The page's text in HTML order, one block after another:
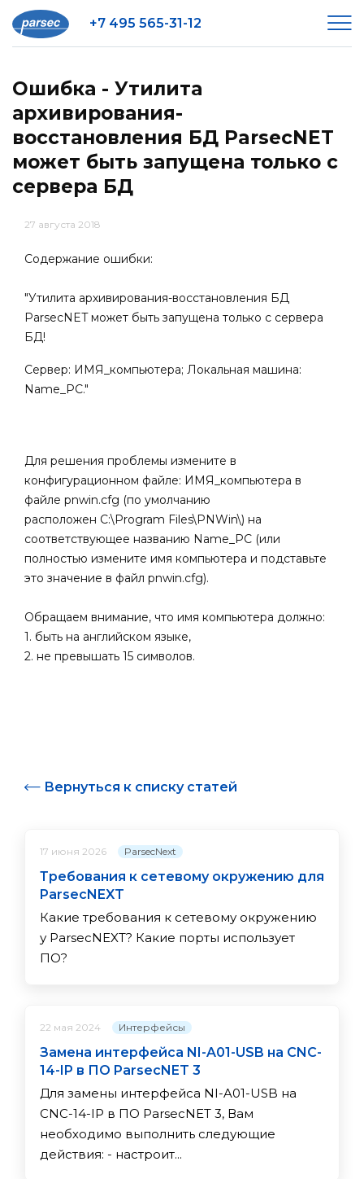
+7 495 565-31-12
Ошибка - Утилита
архивирования-
восстановления БД ParsecNET
может быть запущена только с
сервера БД
27 августа 2018
Содержание ошибки:
"Утилита архивирования-восстановления БД
ParsecNET может быть запущена только с сервера
БД!
Сервер: ИМЯ_компьютера; Локальная машина:
Name_PC."
Для решения проблемы измените в
конфигурационном файле: ИМЯ_компьютера в
файле pnwin.cfg (по умолчанию
расположен C:\Program Files\PNWin\) на
соответствующее названию Name_PC (или
полностью измените имя компьютера и подставьте
это значение в файл pnwin.cfg).
Обращаем внимание, что имя компьютера должно:
1. быть на английском языке,
2. не превышать 15 символов.
Вернуться к списку статей
17 июня 2026 ParsecNext
Требования к сетевому окружению для
ParsecNEXT
Какие требования к сетевому окружению
у ParsecNEXT? Какие порты использует
ПО?
22 мая 2024 Интерфейсы
Замена интерфейса NI-A01-USB на CNC-
14-IP в ПО ParsecNET 3
Для замены интерфейса NI-A01-USB на
CNC-14-IP в ПО ParsecNET 3, Вам
необходимо выполнить следующие
действия: - настроит...